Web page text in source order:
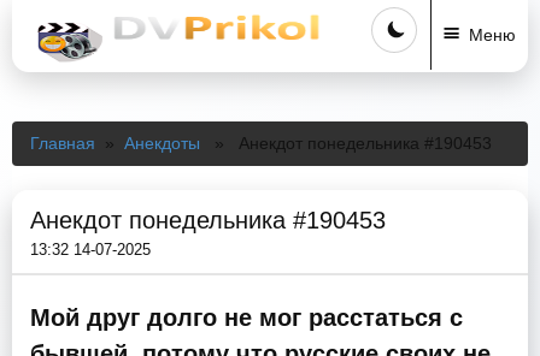
Меню
Главная » Анекдоты » Анекдот понедельника #190453
Анекдот понедельника #190453
13:32 14-07-2025
Мой друг долго не мог расстаться с